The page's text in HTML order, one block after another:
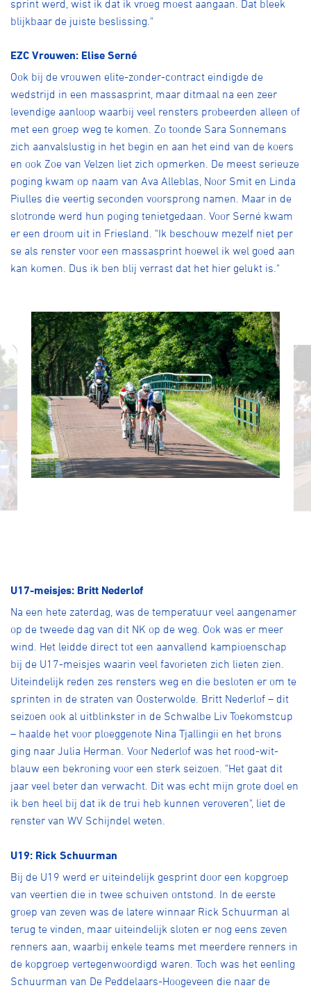
sprint werd, wist ik dat ik vroeg moest aangaan. Dat bleek
blijkbaar de juiste beslissing."
EZC Vrouwen: Elise Serné
Ook bij de vrouwen elite-zonder-contract eindigde de
wedstrijd in een massasprint, maar ditmaal na een zeer
levendige aanloop waarbij veel rensters probeerden alleen of
met een groep weg te komen. Zo toonde Sara Sonnemans
zich aanvalslustig in het begin en aan het eind van de koers
en ook Zoe van Velzen liet zich opmerken. De meest serieuze
poging kwam op naam van Ava Alleblas, Noor Smit en Linda
Piulles die veertig seconden voorsprong namen. Maar in de
slotronde werd hun poging tenietgedaan. Voor Serné kwam
er een droom uit in Friesland. "Ik beschouw mezelf niet per
se als renster voor een massasprint hoewel ik wel goed aan
kan komen. Dus ik ben blij verrast dat het hier gelukt is."
U17-meisjes: Britt Nederlof
Na een hete zaterdag, was de temperatuur veel aangenamer
op de tweede dag van dit NK op de weg. Ook was er meer
wind. Het leidde direct tot een aanvallend kampioenschap
bij de U17-meisjes waarin veel favorieten zich lieten zien.
Uiteindelijk reden zes rensters weg en die besloten er om te
sprinten in de straten van Oosterwolde. Britt Nederlof – dit
seizoen ook al uitblinkster in de Schwalbe Liv Toekomstcup
– haalde het voor ploeggenote Nina Tjallingii en het brons
ging naar Julia Herman. Voor Nederlof was het rood-wit-
blauw een bekroning voor een sterk seizoen. "Het gaat dit
jaar veel beter dan verwacht. Dit was echt mijn grote doel en
ik ben heel bij dat ik de trui heb kunnen veroveren", liet de
renster van WV Schijndel weten.
U19: Rick Schuurman
Bij de U19 werd er uiteindelijk gesprint door een kopgroep
van veertien die in twee schuiven ontstond. In de eerste
groep van zeven was de latere winnaar Rick Schuurman al
terug te vinden, maar uiteindelijk sloten er nog eens zeven
renners aan, waarbij enkele teams met meerdere renners in
de kopgroep vertegenwoordigd waren. Toch was het eenling
Schuurman van De Peddelaars-Hoogeveen die naar de